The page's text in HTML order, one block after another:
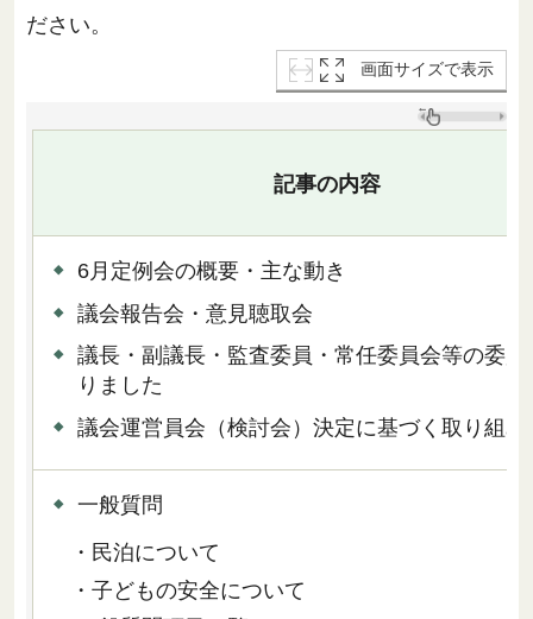
ださい。
画面サイズで表示
記事の内容
6月定例会の概要・主な動き
議会報告会・意見聴取会
議長・副議長・監査委員・常任委員会等の委員
りました
議会運営員会（検討会）決定に基づく取り組み
一般質問
・民泊について
・子どもの安全について